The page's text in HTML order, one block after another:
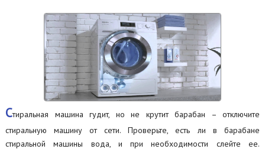
Стиральная машина гудит, но не крутит барабан – отключите
стиральную машину от сети. Проверьте, есть ли в барабане
стиральной машины вода, и при необходимости слейте ее.